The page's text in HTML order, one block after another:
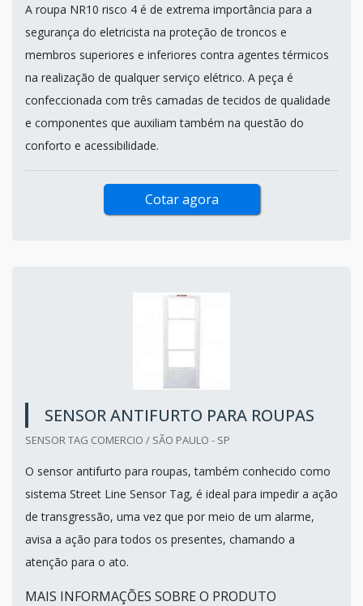
A roupa NR10 risco 4 é de extrema importância para a
segurança do eletricista na proteção de troncos e
membros superiores e inferiores contra agentes térmicos
na realização de qualquer serviço elétrico. A peça é
confeccionada com três camadas de tecidos de qualidade
e componentes que auxiliam também na questão do
conforto e acessibilidade.
Cotar agora
SENSOR ANTIFURTO PARA ROUPAS
SENSOR TAG COMERCIO / SÃO PAULO - SP
O sensor antifurto para roupas, também conhecido como
sistema Street Line Sensor Tag, é ideal para impedir a ação
de transgressão, uma vez que por meio de um alarme,
avisa a ação para todos os presentes, chamando a
atenção para o ato.
MAIS INFORMAÇÕES SOBRE O PRODUTO